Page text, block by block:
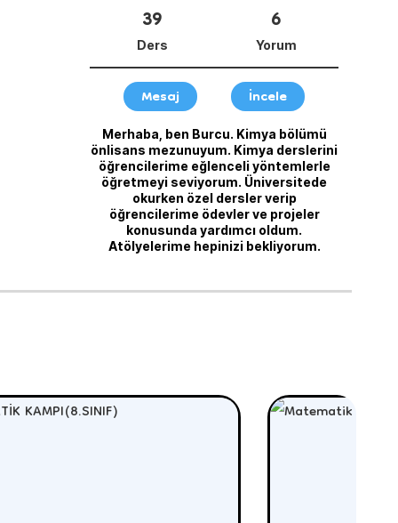
39
Ders
6
Yorum
Mesaj İncele
Merhaba, ben Burcu. Kimya bölümü
önlisans mezunuyum. Kimya derslerini
öğrencilerime eğlenceli yöntemlerle
öğretmeyi seviyorum. Üniversitede
okurken özel dersler verip
öğrencilerime ödevler ve projeler
konusunda yardımcı oldum.
Atölyelerime hepinizi bekliyorum.